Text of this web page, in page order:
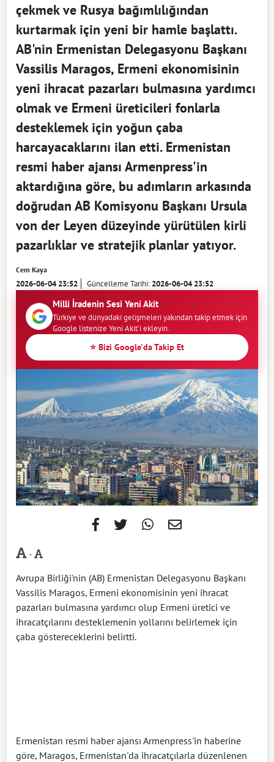
çekmek ve Rusya bağımlılığından
kurtarmak için yeni bir hamle başlattı.
AB'nin Ermenistan Delegasyonu Başkanı
Vassilis Maragos, Ermeni ekonomisinin
yeni ihracat pazarları bulmasına yardımcı
olmak ve Ermeni üreticileri fonlarla
desteklemek için yoğun çaba
harcayacaklarını ilan etti. Ermenistan
resmi haber ajansı Armenpress'in
aktardığına göre, bu adımların arkasında
doğrudan AB Komisyonu Başkanı Ursula
von der Leyen düzeyinde yürütülen kirli
pazarlıklar ve stratejik planlar yatıyor.
Cem Kaya
2026-06-04 23:52 Güncelleme Tarihi:2026-06-04 23:52
Milli İradenin Sesi Yeni Akit
Türkiye ve dünyadaki gelişmeleri yakından takip etmek için
Google listenize Yeni Akit'i ekleyin.
⭐ Bizi Google'da Takip Et
-
Avrupa Birliği'nin (AB) Ermenistan Delegasyonu Başkanı
Vassilis Maragos, Ermeni ekonomisinin yeni ihracat
pazarları bulmasına yardımcı olup Ermeni üretici ve
ihracatçılarını desteklemenin yollarını belirlemek için
çaba göstereceklerini belirtti.
Ermenistan resmi haber ajansı Armenpress'in haberine
göre, Maragos, Ermenistan'da ihracatçılarla düzenlenen